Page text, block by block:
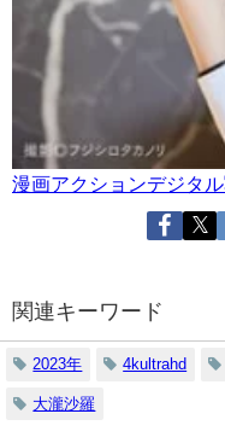
漫画アクションデジタ
関連キーワード
2023年 4kultrahd
大瀧沙羅